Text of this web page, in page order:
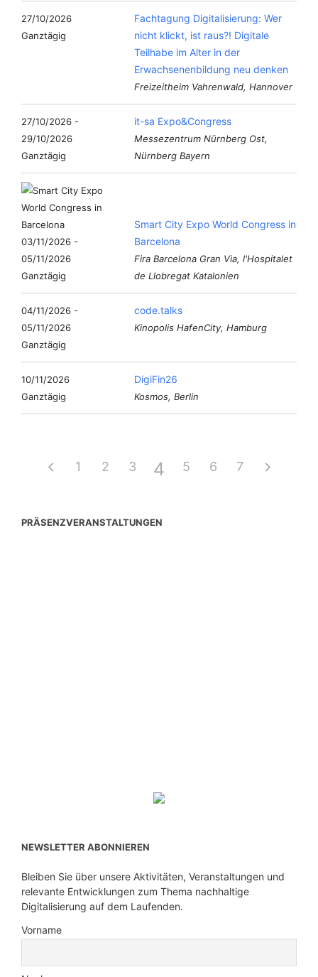
27/10/2026
Ganztägig
Fachtagung Digitalisierung: Wer
nicht klickt, ist raus?! Digitale
Teilhabe im Alter in der
Erwachsenenbildung neu denken
Freizeitheim Vahrenwald, Hannover
27/10/2026 -
29/10/2026
Ganztägig
it-sa Expo&Congress
Messezentrum Nürnberg Ost,
Nürnberg Bayern
03/11/2026 -
05/11/2026
Ganztägig
Smart City Expo World Congress in
Barcelona
Fira Barcelona Gran Via, l'Hospitalet
de Llobregat Katalonien
04/11/2026 -
05/11/2026
Ganztägig
code.talks
Kinopolis HafenCity, Hamburg
10/11/2026
Ganztägig
DigiFin26
Kosmos, Berlin
1 2 3 4 5 6 7
PRÄSENZVERANSTALTUNGEN
NEWSLETTER ABONNIEREN
Bleiben Sie über unsere Aktivitäten, Veranstaltungen und
relevante Entwicklungen zum Thema nachhaltige
Digitalisierung auf dem Laufenden.
Vorname